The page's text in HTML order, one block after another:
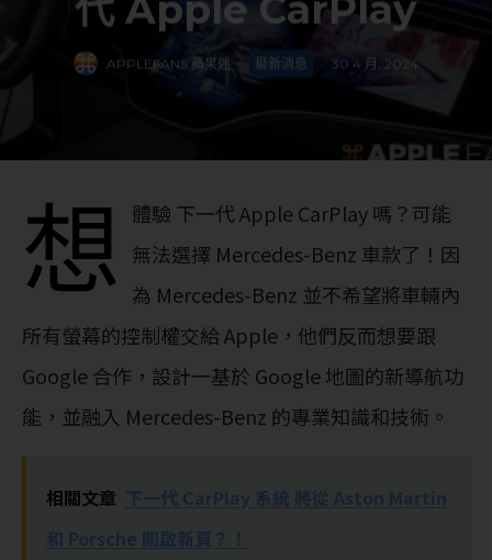
APPLEFANS 蘋果迷 最新消息 30 4 月, 2024
想 體驗 下一代 Apple CarPlay 嗎？可能
無法選擇 Mercedes-Benz 車款了！因
為 Mercedes-Benz 並不希望將車輛內
所有螢幕的控制權交給 Apple，他們反而想要跟
Google 合作，設計一基於 Google 地圖的新導航功
能，並融入 Mercedes-Benz 的專業知識和技術。
相關文章 下一代 CarPlay 系統 將從 Aston Martin
和 Porsche 開啟新頁？！